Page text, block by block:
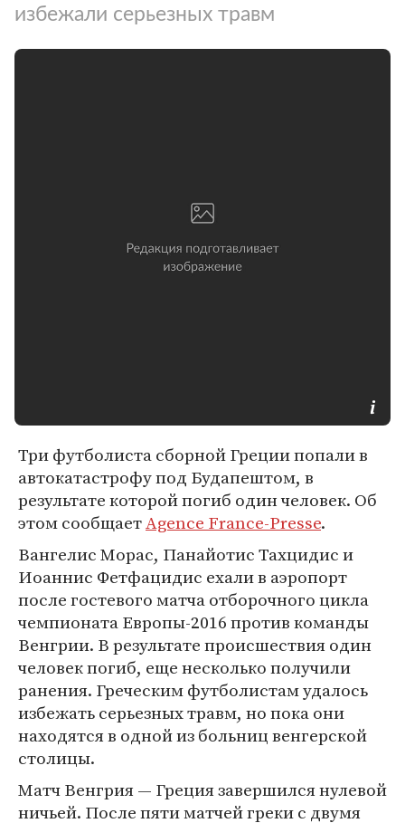
избежали серьезных травм
Три футболиста сборной Греции попали в
автокатастрофу под Будапештом, в
результате которой погиб один человек. Об
этом сообщаетAgence France-Presse.
Вангелис Морас, Панайотис Тахцидис и
Иоаннис Фетфацидис ехали в аэропорт
после гостевого матча отборочного цикла
чемпионата Европы-2016 против команды
Венгрии. В результате происшествия один
человек погиб, еще несколько получили
ранения. Греческим футболистам удалось
избежать серьезных травм, но пока они
находятся в одной из больниц венгерской
столицы.
Матч Венгрия — Греция завершился нулевой
ничьей. После пяти матчей греки с двумя